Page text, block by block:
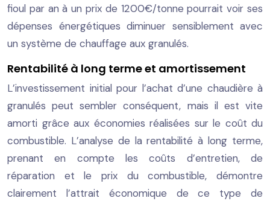
fioul par an à un prix de 1200€/tonne pourrait voir ses
dépenses énergétiques diminuer sensiblement avec
un système de chauffage aux granulés.
Rentabilité à long terme et amortissement
L’investissement initial pour l’achat d’une chaudière à
granulés peut sembler conséquent, mais il est vite
amorti grâce aux économies réalisées sur le coût du
combustible. L’analyse de la rentabilité à long terme,
prenant en compte les coûts d’entretien, de
réparation et le prix du combustible, démontre
clairement l’attrait économique de ce type de